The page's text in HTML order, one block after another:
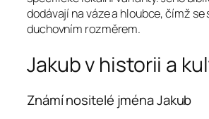
dodávají na váze a hloubce, čímž
duchovním rozměrem.
Jakub v historii a
Známí nositelé jména Jakub